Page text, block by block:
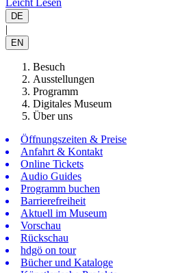
Leicht Lesen
DE
|
EN
Besuch
Ausstellungen
Programm
Digitales Museum
Über uns
Öffnungszeiten & Preise
Anfahrt & Kontakt
Online Tickets
Audio Guides
Programm buchen
Barrierefreiheit
Aktuell im Museum
Vorschau
Rückschau
hdgö on tour
Bücher und Kataloge